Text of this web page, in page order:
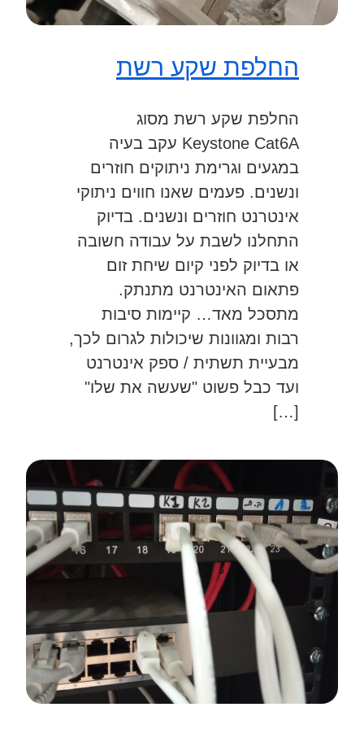
החלפת שקע רשת
החלפת שקע רשת מסוג
Keystone Cat6A עקב בעיה
במגעים וגרימת ניתוקים חוזרים
ונשנים. פעמים שאנו חווים ניתוקי
אינטרנט חוזרים ונשנים. בדיוק
התחלנו לשבת על עבודה חשובה
או בדיוק לפני קיום שיחת זום
פתאום האינטרנט מתנתק.
מתסכל מאד… קיימות סיבות
רבות ומגוונות שיכולות לגרום לכך,
מבעיית תשתית / ספק אינטרנט
ועד כבל פשוט "שעשה את שלו"
[…]